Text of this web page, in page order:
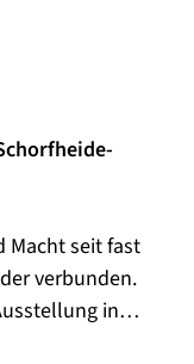
Macht seit fast
verbunden.
in
durch